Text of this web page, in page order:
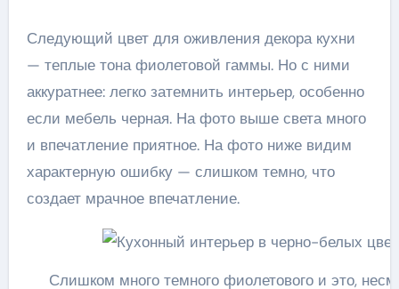
Следующий цвет для оживления декора кухни
— теплые тона фиолетовой гаммы. Но с ними
аккуратнее: легко затемнить интерьер, особенно
если мебель черная. На фото выше света много
и впечатление приятное. На фото ниже видим
характерную ошибку — слишком темно, что
создает мрачное впечатление.
Слишком много темного фиолетового и это,